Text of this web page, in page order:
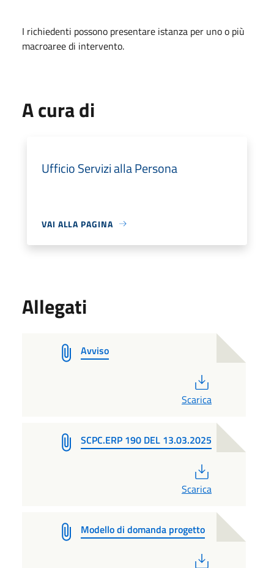
I richiedenti possono presentare istanza per uno o più
macroaree di intervento.
A cura di
Ufficio Servizi alla Persona
VAI ALLA PAGINA
Allegati
Avviso
Scarica
SCPC.ERP 190 DEL 13.03.2025
Scarica
Modello di domanda progetto